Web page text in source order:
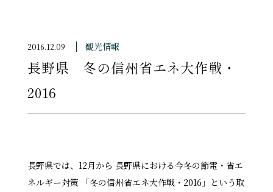
長野県 冬の信州省エネ大作戦・
2016
2016.12.09 観光情報
長野県では、12月から 長野県における今冬の節電・省エ
ネルギー対策 「冬の信州省エネ大作戦・2016」という取